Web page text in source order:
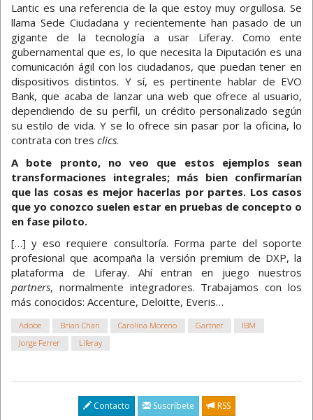
Lantic es una referencia de la que estoy muy orgullosa. Se
llama Sede Ciudadana y recientemente han pasado de un
gigante de la tecnología a usar Liferay. Como ente
gubernamental que es, lo que necesita la Diputación es una
comunicación ágil con los ciudadanos, que puedan tener en
dispositivos distintos. Y sí, es pertinente hablar de EVO
Bank, que acaba de lanzar una web que ofrece al usuario,
dependiendo de su perfil, un crédito personalizado según
su estilo de vida. Y se lo ofrece sin pasar por la oficina, lo
contrata con tres clics.
A bote pronto, no veo que estos ejemplos sean
transformaciones integrales; más bien confirmarían
que las cosas es mejor hacerlas por partes. Los casos
que yo conozco suelen estar en pruebas de concepto o
en fase piloto.
[…] y eso requiere consultoría. Forma parte del soporte
profesional que acompaña la versión premium de DXP, la
plataforma de Liferay. Ahí entran en juego nuestros
partners, normalmente integradores. Trabajamos con los
más conocidos: Accenture, Deloitte, Everis…
Adobe Brian Chan Carolina Moreno Gartner
IBM
Jorge Ferrer
Liferay
Contacto Suscríbete RSS